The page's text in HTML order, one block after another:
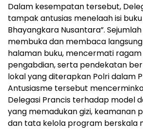
Dalam kesempatan tersebut,
tampak antusias menelaah isi buku
Bhayangkara Nusantara”.
membuka dan membaca
halaman buku, mencermati ragam
pengabdian, serta pendekatan
lokal yang diterapkan Polri dalam
Antusiasme tersebut
Delegasi Prancis terhadap model
yang memadukan gizi, keamanan
dan tata kelola program berskala